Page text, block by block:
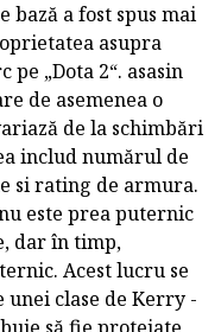
a fost spus mai
asupra
„Dota 2“. asasin
de asemenea o
de la schimbări
includ numărul de
si rating de armura.
este prea puternic
dar în timp,
Acest lucru se
clase de Kerry -